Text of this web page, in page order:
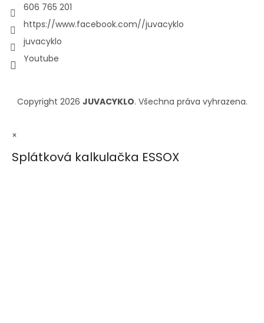
606 765 201
https://www.facebook.com//juvacyklo
juvacyklo
Youtube
Copyright 2026 JUVACYKLO. Všechna práva vyhrazena.
×
Splátková kalkulačka ESSOX